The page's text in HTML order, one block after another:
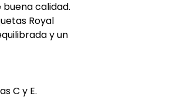
calidad.
Royal
y un
C y E.